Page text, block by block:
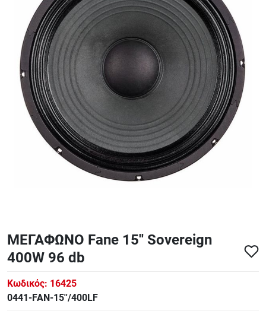
ΜΕΓΑΦΩΝΟ Fane 15'' Sovereign
400W 96 db
Κωδικός: 16425
0441-FAN-15''/400LF
ΑΞΕΣΟΥΑΡ - ΑΝΤΑΛΛΑΚΤΙΚΑ ΚΙΘΑΡΑΣ ΜΠΑΣΟΥ
ΤΕΤΡΑΔΙΑ-DVD-CD